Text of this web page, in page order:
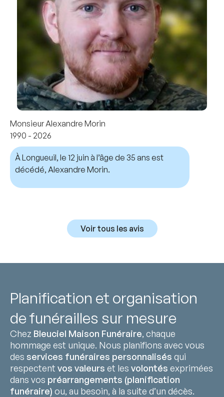
Monsieur Alexandre Morin
1990 - 2026
À Longueuil, le 12 juin à l’âge de 35 ans est
décédé, Alexandre Morin.
Voir tous les avis
Planification et organisation
de funérailles sur mesure
Chez Bleuciel Maison Funéraire, chaque
hommage est unique. Nous planifions avec vous
des services funéraires personnalisés qui
respectent vos valeurs et les volontés exprimées
dans vos préarrangements (planification
funéraire) ou, au besoin, à la suite d’un décès.